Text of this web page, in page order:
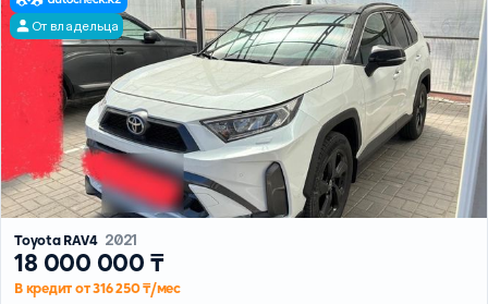
От владельца
Toyota RAV4 2021
18 000 000 ₸
В кредит от 316 250 ₸/мес